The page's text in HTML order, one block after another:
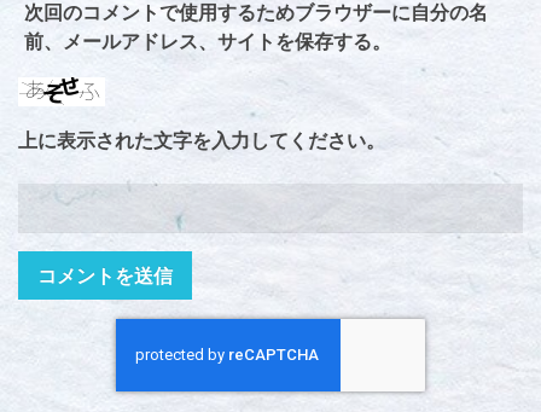
次回のコメントで使用するためブラウザーに自分の名
前、メールアドレス、サイトを保存する。
上に表示された文字を入力してください。